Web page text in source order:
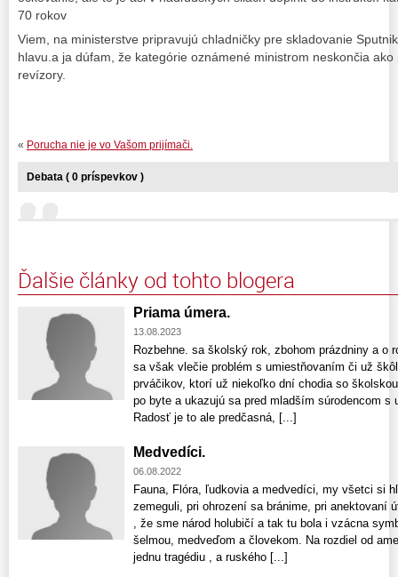
70 rokov
Viem, na ministerstve pripravujú chladničky pre skladovanie
hlavu.a ja dúfam, že kategórie oznámené ministrom neskončia
revízory.
« Porucha nie je vo Vašom prijímači.
Debata ( 0 príspevkov )
Ďalšie články od tohto blogera
Priama úmera.
13.08.2023
Rozbehne. sa školský rok, zbohom prázdniny a o
sa však vlečie problém s umiestňovaním či už
prváčikov, ktorí už niekoľko dní chodia so
po byte a ukazujú sa pred mladším súrodencom
Radosť je to ale predčasná, [...]
Medvedíci.
06.08.2022
Fauna, Flóra, ľudkovia a medvedíci, my všetci si
zemeguli, pri ohrození sa bránime, pri anektovaní
, že sme národ holubičí a tak tu bola i vzácna
šelmou, medveďom a človekom. Na rozdiel od
jednu tragédiu , a ruského [...]